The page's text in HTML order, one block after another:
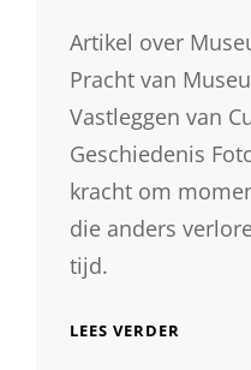
Artikel over
Pracht van
Vastleggen van
Geschiedenis
kracht om
die anders
tijd.
LEES VERDER